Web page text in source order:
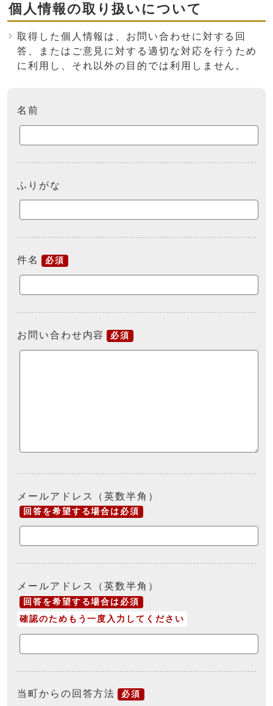
個人情報の取り扱いについて
取得した個人情報は、お問い合わせに対する回
答、またはご意見に対する適切な対応を行うため
に利用し、それ以外の目的では利用しません。
名前
ふりがな
件名 必須
お問い合わせ内容 必須
メールアドレス（英数半角）
回答を希望する場合は必須
メールアドレス（英数半角）
回答を希望する場合は必須
確認のためもう一度入力してください
当町からの回答方法 必須